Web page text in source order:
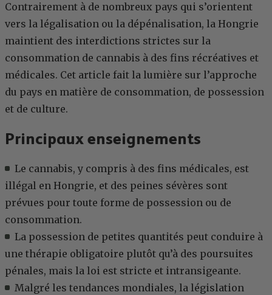
Contrairement à de nombreux pays qui s’orientent
vers la légalisation ou la dépénalisation, la Hongrie
maintient des interdictions strictes sur la
consommation de cannabis à des fins récréatives et
médicales. Cet article fait la lumière sur l’approche
du pays en matière de consommation, de possession
et de culture.
Principaux enseignements
Le cannabis, y compris à des fins médicales, est
illégal en Hongrie, et des peines sévères sont
prévues pour toute forme de possession ou de
consommation.
La possession de petites quantités peut conduire à
une thérapie obligatoire plutôt qu’à des poursuites
pénales, mais la loi est stricte et intransigeante.
Malgré les tendances mondiales, la législation